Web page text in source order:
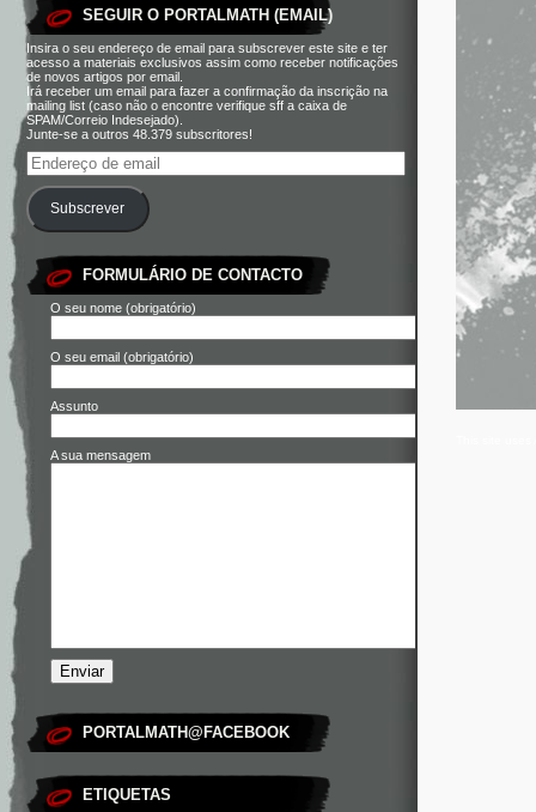
SEGUIR O PORTALMATH (EMAIL)
Insira o seu endereço de email para subscrever este site e ter
acesso a materiais exclusivos assim como receber notificações
de novos artigos por email.
Irá receber um email para fazer a confirmação da inscrição na
mailing list (caso não o encontre verifique sff a caixa de
SPAM/Correio Indesejado).
Junte-se a outros 48.379 subscritores!
Subscrever
FORMULÁRIO DE CONTACTO
O seu nome (obrigatório)
O seu email (obrigatório)
Assunto
A sua mensagem
PORTALMATH@FACEBOOK
ETIQUETAS